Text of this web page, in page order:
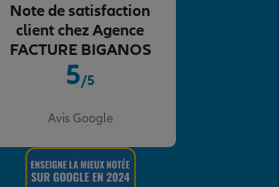
immobiliers
5/5
Avis Google
Note de satisfaction
client chez Agence
FACTURE BIGANOS